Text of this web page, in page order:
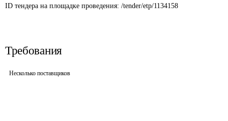
ID тендера на площадке проведения: /tender/etp/1134158
Требования
Несколько поставщиков